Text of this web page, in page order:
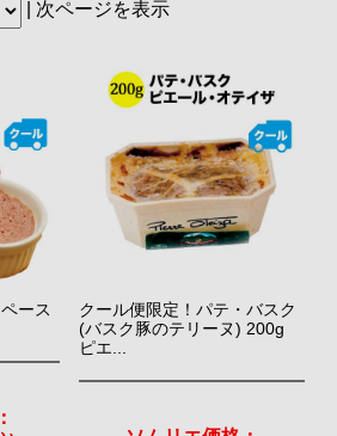
払いチーズ！
ネト生まれのフィオール・ディ・マー
が染み込みます。その濃厚な味わい、
ンがすすみます。
864円（税込）
番「イワシの缶詰」
っぷりの缶詰イワシ。安価で栄養価が
次ページを表示
ース
クール便限定！パテ・バスク
(バスク豚のテリーヌ) 200g
ピエ...